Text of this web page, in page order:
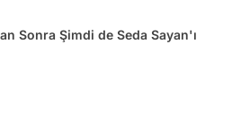
Sonra Şimdi de Seda Sayan'ı